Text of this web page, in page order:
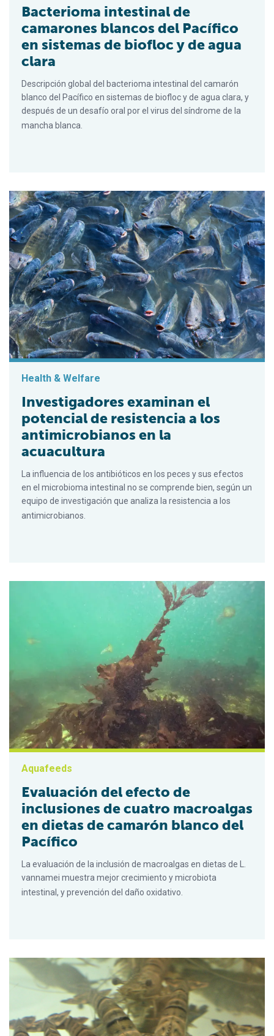
Bacterioma intestinal de
camarones blancos del Pacífico
en sistemas de biofloc y de agua
clara
Descripción global del bacterioma intestinal del camarón
blanco del Pacífico en sistemas de biofloc y de agua clara, y
después de un desafío oral por el virus del síndrome de la
mancha blanca.
Health & Welfare
Investigadores examinan el
potencial de resistencia a los
antimicrobianos en la
acuacultura
La influencia de los antibióticos en los peces y sus efectos
en el microbioma intestinal no se comprende bien, según un
equipo de investigación que analiza la resistencia a los
antimicrobianos.
Aquafeeds
Evaluación del efecto de
inclusiones de cuatro macroalgas
en dietas de camarón blanco del
Pacífico
La evaluación de la inclusión de macroalgas en dietas de L.
vannamei muestra mejor crecimiento y microbiota
intestinal, y prevención del daño oxidativo.